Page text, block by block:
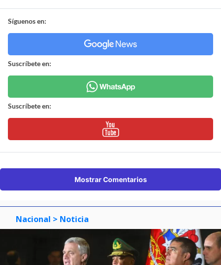
Síguenos en:
Suscríbete en:
Suscríbete en:
Mostrar Comentarios
Nacional > Noticia